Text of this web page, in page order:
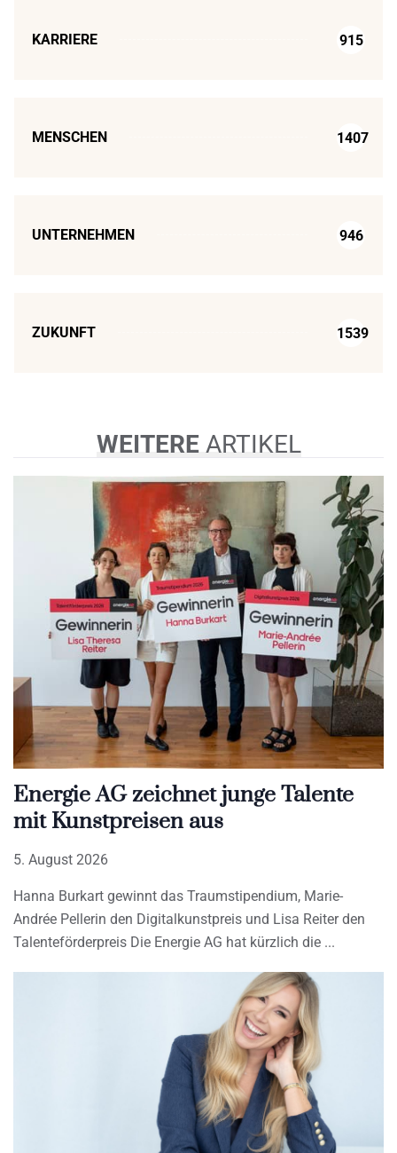
KARRIERE 915
MENSCHEN 1407
UNTERNEHMEN 946
ZUKUNFT 1539
WEITEREARTIKEL
Energie AG zeichnet junge Talente
mit Kunstpreisen aus
5. August 2026
Hanna Burkart gewinnt das Traumstipendium, Marie-
Andrée Pellerin den Digitalkunstpreis und Lisa Reiter den
Talenteförderpreis Die Energie AG hat kürzlich die